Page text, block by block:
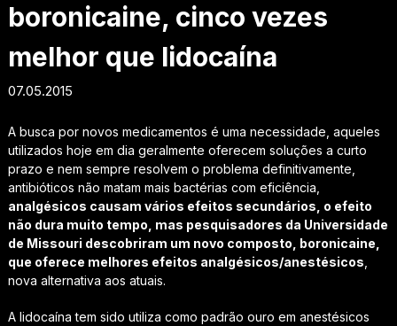
boronicaine, cinco vezes
melhor que lidocaína
07.05.2015
A busca por novos medicamentos é uma necessidade, aqueles
utilizados hoje em dia geralmente oferecem soluções a curto
prazo e nem sempre resolvem o problema definitivamente,
antibióticos não matam mais bactérias com eficiência,
analgésicos causam vários efeitos secundários, o efeito
não dura muito tempo, mas pesquisadores da Universidade
de Missouri descobriram um novo composto, boronicaine,
que oferece melhores efeitos analgésicos/anestésicos
nova alternativa aos atuais.
A lidocaína tem sido utiliza como padrão ouro em anestésicos